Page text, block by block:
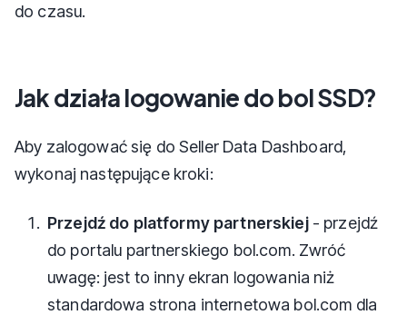
do czasu.
Jak działa logowanie do bol SSD?
Aby zalogować się do Seller Data Dashboard,
wykonaj następujące kroki:
Przejdź do platformy partnerskiej- przejdź
do portalu partnerskiego bol.com. Zwróć
uwagę: jest to inny ekran logowania niż
standardowa strona internetowa bol.com dla